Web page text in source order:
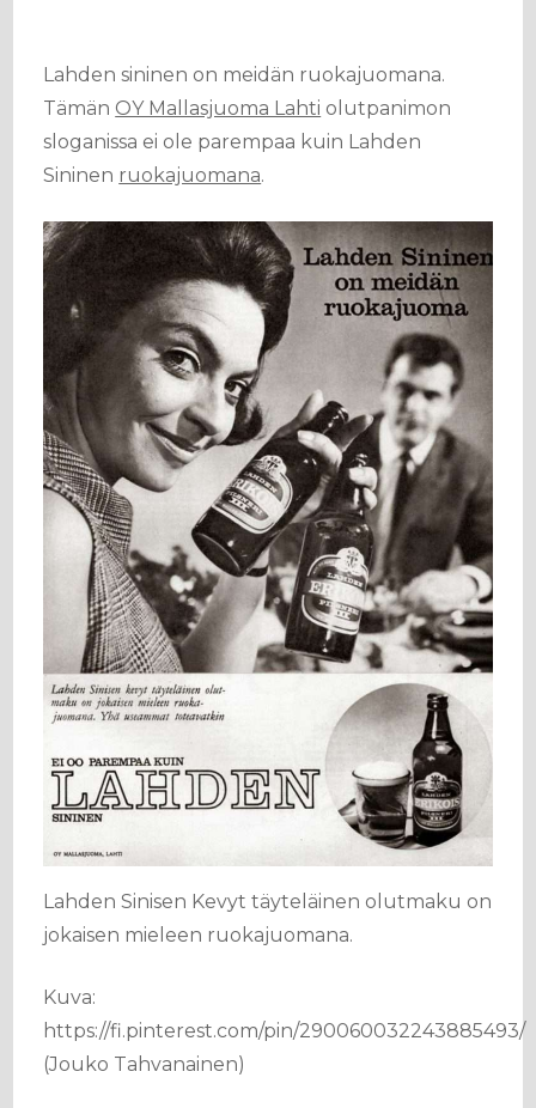
Lahden sininen on meidän ruokajuomana.
Tämän OY Mallasjuoma Lahti olutpanimon
sloganissa ei ole parempaa kuin Lahden
Sininen ruokajuomana.
Lahden Sinisen Kevyt täyteläinen olutmaku on
jokaisen mieleen ruokajuomana.
Kuva:
https://fi.pinterest.com/pin/290060032243885493/
(Jouko Tahvanainen)